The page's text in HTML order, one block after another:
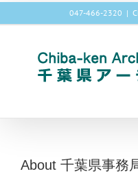
047-466-2320 |
About 千葉県事務